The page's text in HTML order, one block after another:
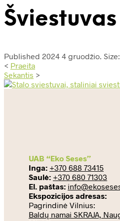
Published 2024 4 gruodžio. Size:
< Praeita
Sekantis >
UAB “Eko Seses”
Inga: +370 688 73415
Saulė: +370 680 71303
El. paštas:
Ekspozicijos adresas:
Pagrindinė Vilnius:
Baldų namai SKRAJA,